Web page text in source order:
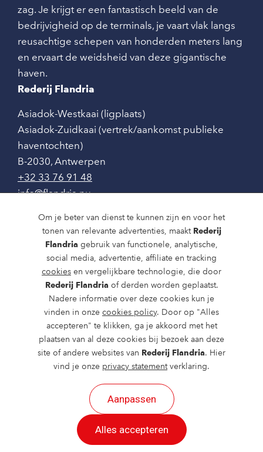
Om je beter van dienst te kunnen zijn en voor het
tonen van relevante advertenties, maakt Rederij
Flandria gebruik van functionele, analytische,
social media, advertentie, affiliate en tracking
cookies en vergelijkbare technologie, die door
Rederij Flandria of derden worden geplaatst.
Nadere informatie over deze cookies kun je
vinden in onze cookies policy. Door op "Alles
accepteren" te klikken, ga je akkoord met het
plaatsen van al deze cookies bij bezoek aan deze
site of andere websites van Rederij Flandria. Hier
vind je onze privacy statementverklaring.
Aanpassen
Alles accepteren
zag. Je krijgt er een fantastisch beeld van de
bedrijvigheid op de terminals, je vaart vlak langs
reusachtige schepen van honderden meters lang
en ervaart de weidsheid van deze gigantische
haven.
Rederij Flandria
Asiadok-Westkaai (ligplaats)
Asiadok-Zuidkaai (vertrek/aankomst publieke
haventochten)
B-2030, Antwerpen
+32 33 76 91 48
info@flandria.nu
Contact
Vaaragenda
Rondvaarten en dagtochten
Nieuws
Over ons
Route en bereikbaarheid
2026 ©
.
Alle rechten voorbehouden.
| Privacy | Cookies aanpassen